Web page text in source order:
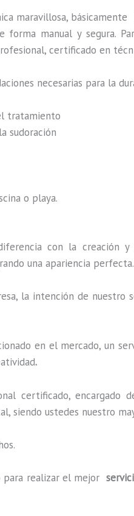
maravillosa, básicamente
manual y segura.
certificado en
necesarias para la
tratamiento
sudoración
o playa.
con la creación
una apariencia perfecta.
la intención de nuestro
en el mercado, un
.
certificado, encargado
siendo ustedes nuestro
para realizar el mejor